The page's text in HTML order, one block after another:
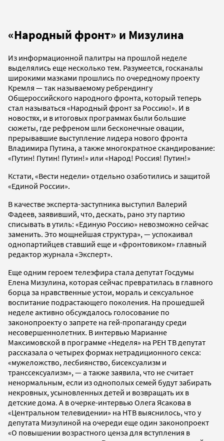
«Народный фронт» и Мизулина
Из информационной палитры на прошлой неделе
выделялись еще несколько тем. Разумеется, госканалы
широкими мазками прошлись по очередному проекту
Кремля — так называемому ребрендингу
Общероссийского народного фронта, который теперь
стал называться «Народный фронт за Россию!». И в
новостях, и в итоговых программах были большие
сюжеты, где рефреном шли бесконечные овации,
прерывавшие выступление лидера нового фронта
Владимира Путина, а также многократное скандирование:
«Путин! Путин! Путин!» или «Народ! Россия! Путин!»
Кстати, «Вести недели» отдельно озаботились и защитой
«Единой России».
В качестве эксперта-заступника выступил Валерий
Фадеев, заявивший, что, дескать, рано эту партию
списывать в утиль: «Единую Россию» невозможно сейчас
заменить. Это мощнейшая структура», — успокаивал
однопартийцев ставший еще и «фронтовиком» главный
редактор журнала «Эксперт».
Еще одним героем телеэфира стала депутат Госдумы
Елена Мизулина, которая сейчас превратилась в главного
борца за нравственные устои, мораль и сексуальное
воспитание подрастающего поколения. На прошедшей
неделе активно обсуждалось голосование по
законопроекту о запрете на гей-пропаганду среди
несовершеннолетних. В интервью Марианне
Максимовской в программе «Неделя» на РЕН ТВ депутат
рассказала о четырех формах нетрадиционного секса:
«мужеложство, лесбиянство, бисексуализм и
транссексуализм», — а также заявила, что не считает
ненормальным, если из однополых семей будут забирать
некровных, усыновленных детей и возвращать их в
детские дома. А в очерке-интервью Олега Ясакова в
«Центральном телевидении» на НТВ выяснилось, что у
депутата Мизулиной на очереди еще один законопроект
«О повышении возрастного ценза для вступления в